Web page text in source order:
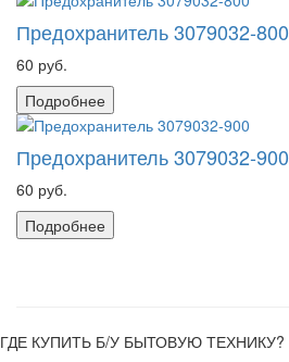
Предохранитель 3079032-800
60 руб.
Подробнее
Предохранитель 3079032-900
60 руб.
Подробнее
ГДЕ КУПИТЬ Б/У БЫТОВУЮ ТЕХНИКУ?